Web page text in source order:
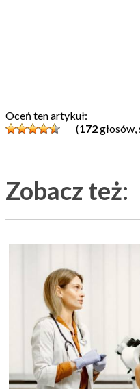
Oceń ten artykuł:
(172głosów,
Zobacz też: